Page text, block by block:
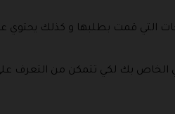
التي قمت بطلبها و كذلك يحتوي
الخاص بك لكي تتمكن من التعرف